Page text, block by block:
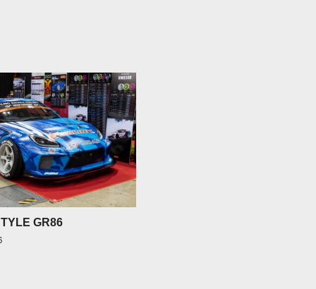
GR86